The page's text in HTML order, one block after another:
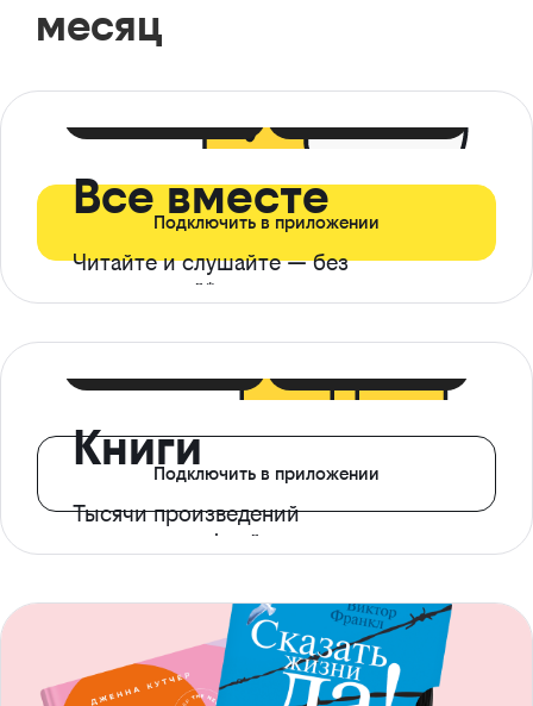
месяц
Все вместе
Читайте и слушайте — без
ограничений*
Подключить в приложении
Книги
Тысячи произведений
с доступом офлайн
Подключить в приложении